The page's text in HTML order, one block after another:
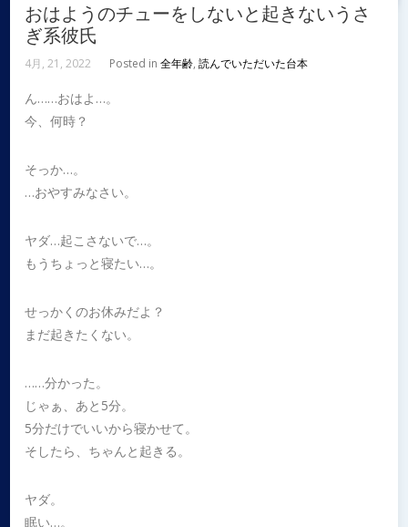
おはようのチューをしないと起きないうさ
ぎ系彼氏
4月, 21, 2022 Posted in全年齢,読んでいただいた台本
ん……おはよ…。
今、何時？
そっか…。
…おやすみなさい。
ヤダ…起こさないで…。
もうちょっと寝たい…。
せっかくのお休みだよ？
まだ起きたくない。
……分かった。
じゃぁ、あと5分。
5分だけでいいから寝かせて。
そしたら、ちゃんと起きる。
ヤダ。
眠い…。